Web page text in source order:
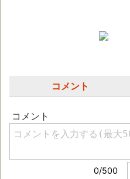
コメント